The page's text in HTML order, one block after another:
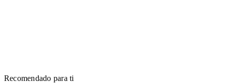
Recomendado para ti